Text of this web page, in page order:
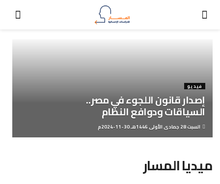
فيديو
إصدار قانون اللجوء في مصر..
السياقات ودوافع النظام
السبت 28 جمادى الأولى 1446هـ 30-11-2024م
ميديا المسار